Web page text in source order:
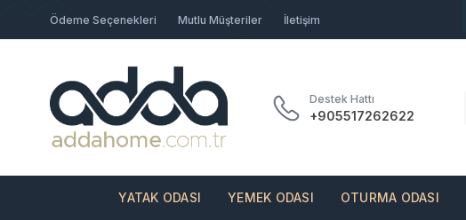
Ödeme Seçenekleri Mutlu Müşteriler İletişim
Destek Hattı
+905517262622
YATAK ODASI YEMEK ODASI OTURMA ODASI